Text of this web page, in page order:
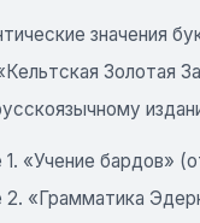
значения
Золотая
«Учение бардов»
«Грамматика